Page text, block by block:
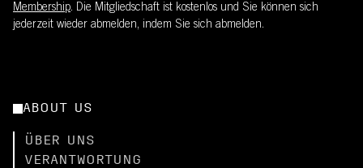
Membership. Die Mitgliedschaft ist kostenlos und Sie können sich
jederzeit wieder abmelden, indem Sie sich abmelden.
ABOUT US
ÜBER UNS
VERANTWORTUNG